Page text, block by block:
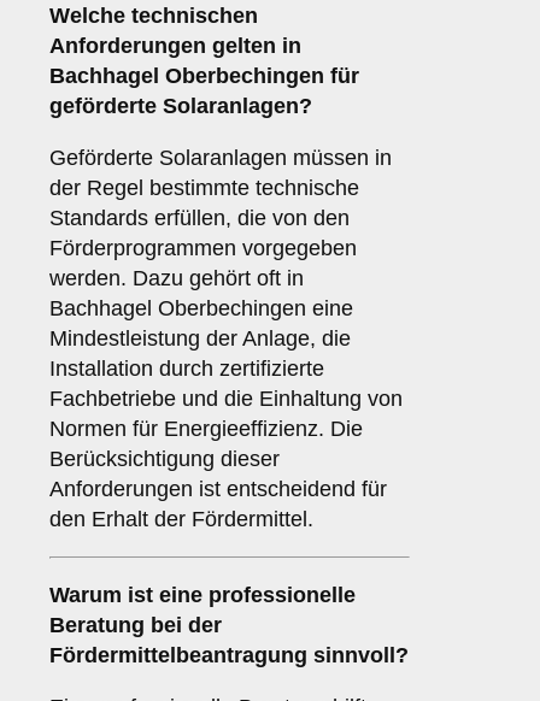
Welche technischen
Anforderungen gelten in
Bachhagel Oberbechingen für
geförderte Solaranlagen?
Geförderte Solaranlagen müssen in
der Regel bestimmte technische
Standards erfüllen, die von den
Förderprogrammen vorgegeben
werden. Dazu gehört oft in
Bachhagel Oberbechingen eine
Mindestleistung der Anlage, die
Installation durch zertifizierte
Fachbetriebe und die Einhaltung von
Normen für Energieeffizienz. Die
Berücksichtigung dieser
Anforderungen ist entscheidend für
den Erhalt der Fördermittel.
Warum ist eine professionelle
Beratung bei der
Fördermittelbeantragung sinnvoll?